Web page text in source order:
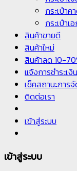
กระเป๋า
กระเป๋าเ
สินค้าขายดี
สินค้าใหม่
สินค้าลด 10-
แจ้งการชำระเงิน
เช็คสถานะการ
ติดต่อเรา
เข้าสู่ระบบ
เข้าสู่ระบบ